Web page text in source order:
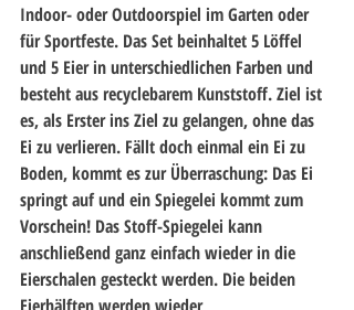
Indoor- oder Outdoorspiel im Garten oder
für Sportfeste. Das Set beinhaltet 5 Löffel
und 5 Eier in unterschiedlichen Farben und
besteht aus recyclebarem Kunststoff. Ziel ist
es, als Erster ins Ziel zu gelangen, ohne das
Ei zu verlieren. Fällt doch einmal ein Ei zu
Boden, kommt es zur Überraschung: Das Ei
springt auf und ein Spiegelei kommt zum
Vorschein! Das Stoff-Spiegelei kann
anschließend ganz einfach wieder in die
Eierschalen gesteckt werden. Die beiden